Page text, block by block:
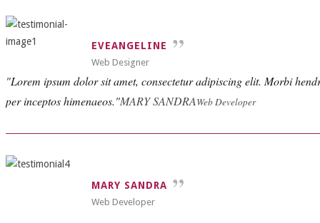
EVEANGELINE
Web Designer
Lorem ipsum dolor sit amet, consectetur adipiscing elit. Morbi
per inceptos himenaeos. MARY SANDRAWeb Developer
MARY SANDRA
Web Developer